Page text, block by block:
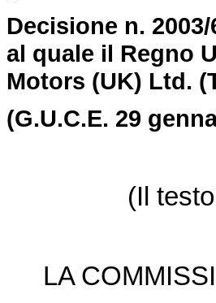
Decisione n.
al quale il Regno
Motors (UK) Ltd.
(G.U.C.E. 29
(Il
LA